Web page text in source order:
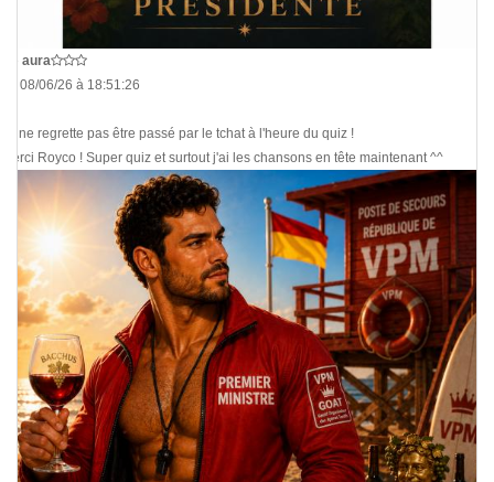
aura
Le 08/06/26 à 18:51:26
Je ne regrette pas être passé par le tchat à l'heure du quiz !
Merci Royco ! Super quiz et surtout j'ai les chansons en tête maintenant ^^